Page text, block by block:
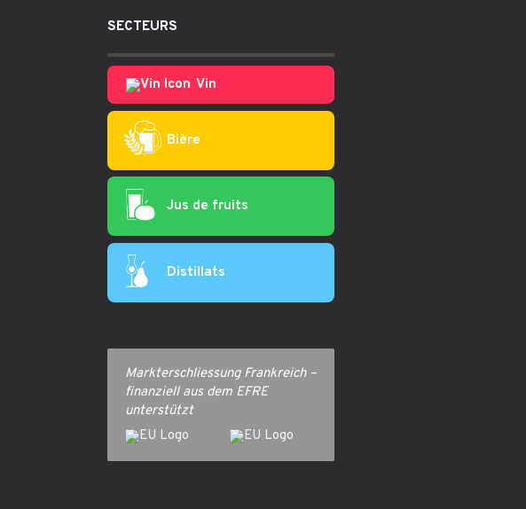
SECTEURS
Vin
Bière
Jus de fruits
Distillats
Markterschliessung Frankreich –
finanziell aus dem EFRE
unterstützt